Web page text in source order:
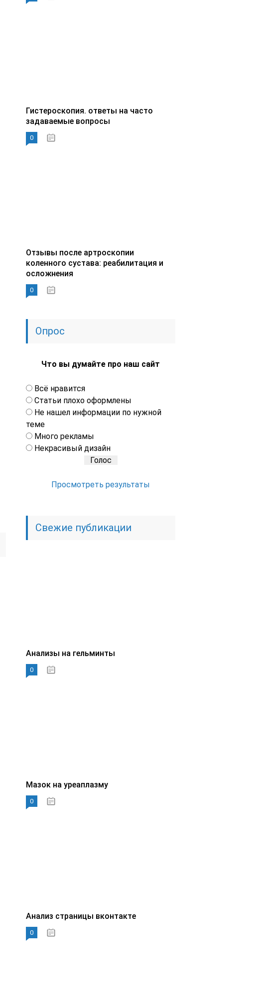
Гистероскопия. ответы на часто
задаваемые вопросы
0
Отзывы после артроскопии
коленного сустава: реабилитация и
осложнения
0
Опрос
Что вы думайте про наш сайт
Всё нравится
Статьи плохо оформлены
Не нашел информации по нужной
теме
Много рекламы
Некрасивый дизайн
Просмотреть результаты
Свежие публикации
Анализы на гельминты
0
Мазок на уреаплазму
0
Анализ страницы вконтакте
0